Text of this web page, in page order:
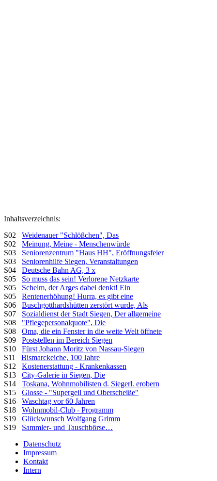
Inhaltsverzeichnis:
S02 Weidenauer "Schlößchen", Das
S02 Meinung, Meine - Menschenwürde
S03 Seniorenzentrum "Haus HH", Eröffnungsfeier
S03 Seniorenhilfe Siegen, Veranstaltungen
S04 Deutsche Bahn AG, 3 x
S05 So muss das sein! Verlorene Netzkarte
S05 Schelm, der Arges dabei denkt! Ein
S05 Rentenerhöhung! Hurra, es gibt eine
S06 Buschgotthardshütten zerstört wurde, Als
S07 Sozialdienst der Stadt Siegen, Der allgemeine
S08 "Pflegepersonalquote", Die
S08 Oma, die ein Fenster in die weite Welt öffnete
S09 Poststellen im Bereich Siegen
S10 Fürst Johann Moritz von Nassau-Siegen
S11 Bismarckeiche, 100 Jahre
S12 Kostenerstattung - Krankenkassen
S13 City-Galerie in Siegen, Die
S14 Toskana, Wohnmobilisten d. Siegerl. erobern
S15 Glosse - "Supergeil und Oberscheiße"
S16 Waschtag vor 60 Jahren
S18 Wohnmobil-Club - Programm
S19 Glückwunsch Wolfgang Grimm
S19 Sammler- und Tauschbörse…
Datenschutz
Impressum
Kontakt
Intern